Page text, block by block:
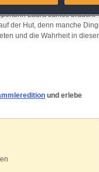
Laura James braucht
der Hut, denn manche
und die Wahrheit in
und erlebe
automatically